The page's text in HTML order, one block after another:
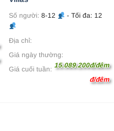
Số người: 8-12 - Tối đa: 12
Địa chỉ:
Giá ngày thường:
15.089.200đ/đêm
Giá cuối tuần:
đ/đêm